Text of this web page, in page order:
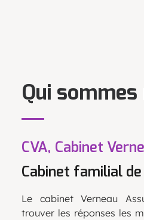
Qui sommes
CVA, Cabinet
Cabinet familial
Le cabinet Verneau
trouver les réponses les